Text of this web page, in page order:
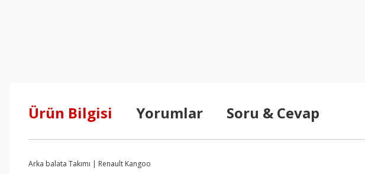
Ürün Bilgisi Yorumlar Soru & Cevap
Arka balata Takımı | Renault Kangoo